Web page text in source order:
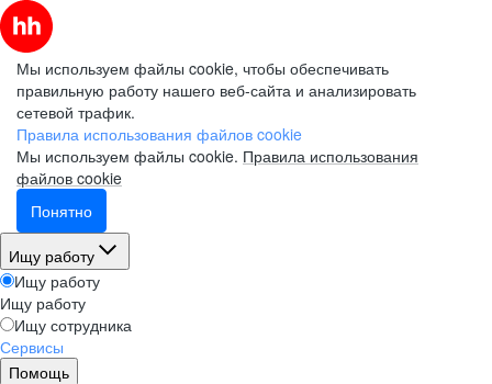
Мы используем файлы cookie, чтобы обеспечивать
правильную работу нашего веб-сайта и анализировать
сетевой трафик.
Правила использования файлов cookie
Мы используем файлы cookie. Правила использования
файлов cookie
Понятно
Ищу работу
Ищу работу
Ищу работу
Ищу сотрудника
Сервисы
Помощь